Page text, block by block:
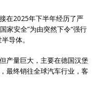
在2025年下半年经历了严
家安全”为由突然下令“强行
导体。
产量巨大，主要在德国汉堡
最终销往全球汽车行业，客